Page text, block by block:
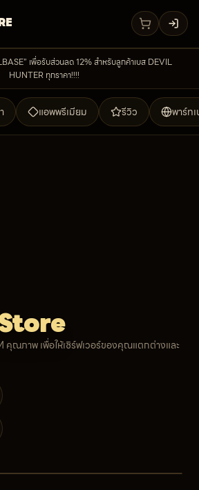
เข้าสู่
เพื่อรับส่วนลด 12% สำหรับลูกค้าเบส DEVIL
HUNTER ทุกราคา!!!!
แอพพรีเมียม รีวิว พาร์ท
คุณภาพ เพื่อให้เซิร์ฟเวอร์ของคุณแตกต่างและ